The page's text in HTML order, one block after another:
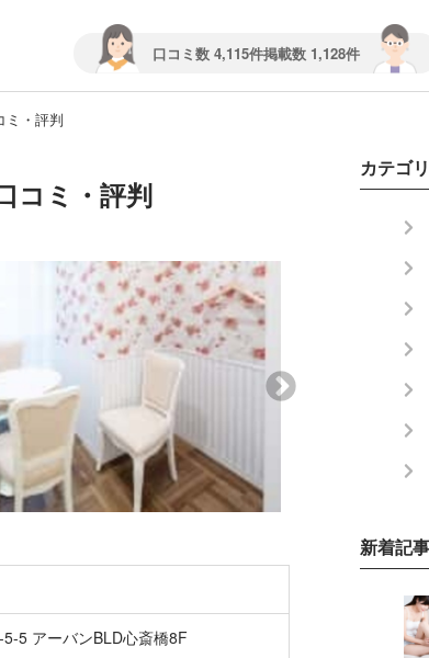
口コミ数 4,115件掲載数 1,128件
ミ・評判
コミ・評判
5 アーバンBLD心斎橋8F
カテゴ
新着記事